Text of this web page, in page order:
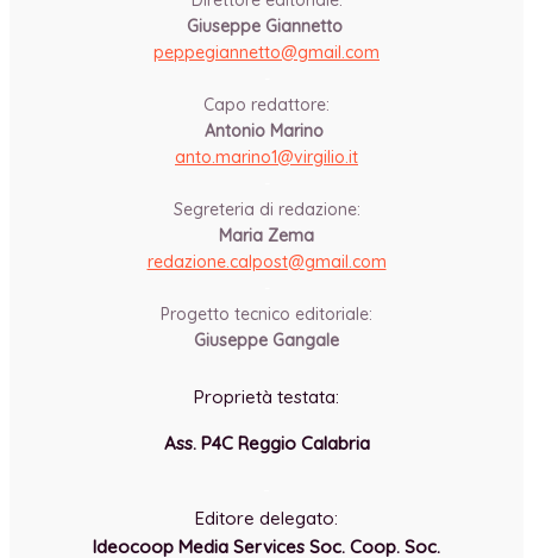
Giuseppe Giannetto
peppegiannetto@gmail.com
Capo redattore:
Antonio Marino
anto.marino1@virgilio.it
Segreteria di redazione:
Maria Zema
redazione.calpost@gmail.com
Progetto tecnico editoriale:
Giuseppe Gangale
Proprietà testata:
Ass. P4C Reggio Calabria
Editore delegato:
Ideocoop Media Services Soc. Coop. Soc.